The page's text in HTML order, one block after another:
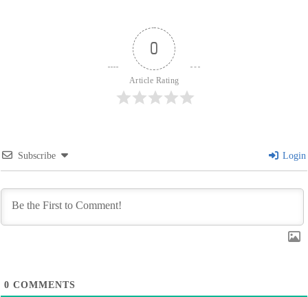
0
Article Rating
Subscribe Login
0 COMMENTS